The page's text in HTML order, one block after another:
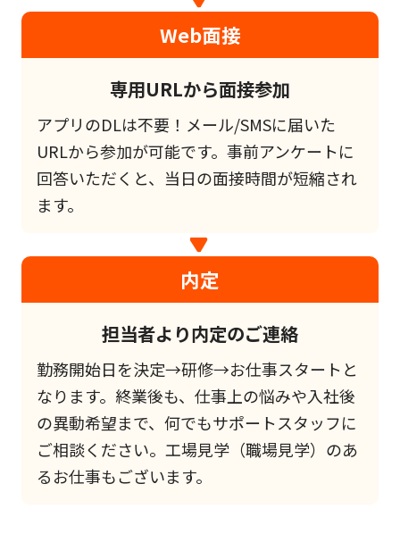
Web面接
専用URLから面接参加
アプリのDLは不要！メール/SMSに届いた
URLから参加が可能です。事前アンケートに
回答いただくと、当日の面接時間が短縮され
ます。
内定
担当者より内定のご連絡
勤務開始日を決定→研修→お仕事スタートと
なります。終業後も、仕事上の悩みや入社後
の異動希望まで、何でもサポートスタッフに
ご相談ください。工場見学（職場見学）のあ
るお仕事もございます。